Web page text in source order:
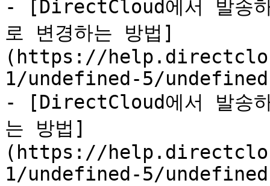
- [DirectCloud에서 발송
로 변경하는 방법]
(https://
1/undefined-5/
- [DirectCloud에서 발송
는 방법]
(https://
1/undefined-5/